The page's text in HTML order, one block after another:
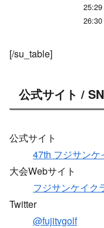
25:29
26:30
[/su_table]
公式サイト /
公式サイト
47th フジサン
大会Webサイト
フジサンケイク
Twitter
@fujitvgolf